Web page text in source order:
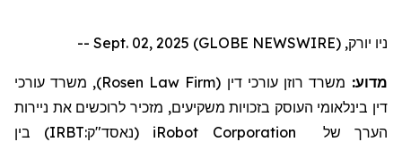
ניו יורק, Sept. 02, 2025 (GLOBE NEWSWIRE) --
מדוע: משרד רוזן עורכי דין (Rosen Law Firm), משרד עורכי
דין בינלאומי העוסק בזכויות משקיעים, מזכיר לרוכשים את ניירות
הערך של iRobot Corporation
(נאסד"קIRBT:) בין